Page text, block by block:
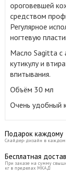
ороговевшей
средством
Регулярное
ногтевую
Масло Sagitta с
кутикулу и
впитывания.
Объём 30 мл
Очень удобный
Подарок каждому
Слайдер-дизайн в каждом
Бесплатная
При заказе на сумму
кг в пределах МКАД